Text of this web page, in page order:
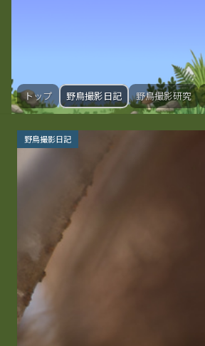
トップ 野鳥撮影日記 野鳥撮影研究
野鳥撮影日記